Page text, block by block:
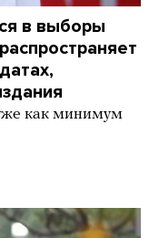
в выборы
как минимум